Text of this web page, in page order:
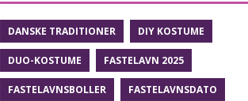
DANSKE TRADITIONER DIY KOSTUME
DUO-KOSTUME FASTELAVN 2025
FASTELAVNSBOLLER FASTELAVNSDATO